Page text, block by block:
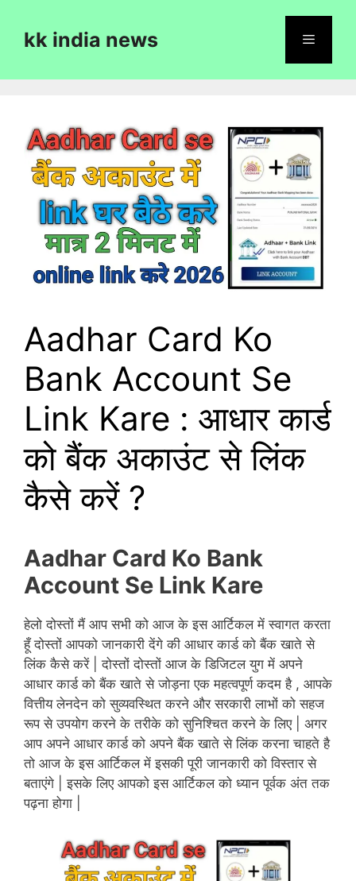
contentkk india news
Aadhar Card Ko
Bank Account Se
Link Kare : आधार कार्ड
को बैंक अकाउंट से लिंक
कैसे करें ?
Aadhar Card Ko Bank
Account Se Link Kare
हेलो दोस्तों मैं आप सभी को आज के इस आर्टिकल में स्वागत करता
हूँ दोस्तों आपको जानकारी देंगे की आधार कार्ड को बैंक खाते से
लिंक कैसे करें | दोस्तों दोस्तों आज के डिजिटल युग में अपने
आधार कार्ड को बैंक खाते से जोड़ना एक महत्वपूर्ण कदम है , आपके
वित्तीय लेनदेन को सुव्यवस्थित करने और सरकारी लाभों को सहज
रूप से उपयोग करने के तरीके को सुनिश्चित करने के लिए | अगर
आप अपने आधार कार्ड को अपने बैंक खाते से लिंक करना चाहते है
तो आज के इस आर्टिकल में इसकी पूरी जानकारी को विस्तार से
बताएंगे | इसके लिए आपको इस आर्टिकल को ध्यान पूर्वक अंत तक
पढ़ना होगा |